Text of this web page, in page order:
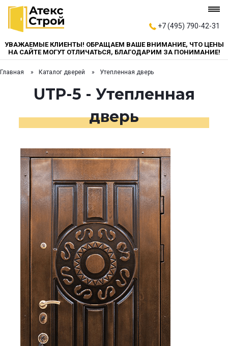
+7 (495) 790-42-31
УВАЖАЕМЫЕ КЛИЕНТЫ! ОБРАЩАЕМ ВАШЕ ВНИМАНИЕ, ЧТО ЦЕНЫ
НА САЙТЕ МОГУТ ОТЛИЧАТЬСЯ, БЛАГОДАРИМ ЗА ПОНИМАНИЕ!
Главная Каталог дверей Утепленная дверь
UTP-5 - Утепленная
дверь